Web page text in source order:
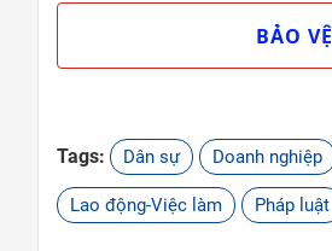
BẢO
Tags: Dân sự Doanh nghiệp
Lao động-Việc làm Pháp luật